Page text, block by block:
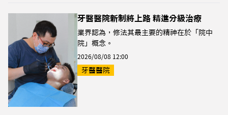
牙醫醫院新制將上路 精進分級治療
業界認為，修法其最主要的精神在於「院中
院」概念。
2026/08/08 12:00
牙醫醫院